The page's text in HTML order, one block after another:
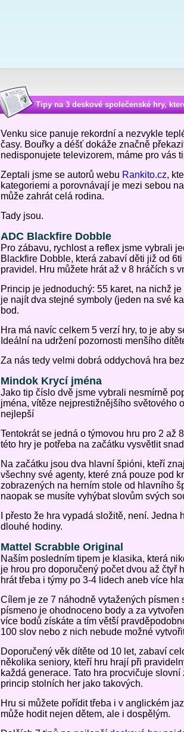
Tipy na 3 deskové společenské hry,
Venku sice panuje rekordní a nezvykle
časy. Bouřky a déšť dokáže značně
nedisponujete televizorem, máme pro vás
Zeptali jsme se autorů webu Rankito.cz,
kategoriemi a porovnávají je mezi sebou
může zahrát celá rodina.
Tady jsou.
ADC Blackfire Dobble
Pro zábavu, rychlost a reflex jsme vybrali
Blackfire Dobble, která zabaví děti již od
pravidel. Hru můžete hrát až v 8 hráčích s
Princip je jednoduchý: 55 karet, na nichž
je najít dva stejné symboly (jeden na své
bod.
Hra má navíc celkem 5 verzí hry, to je aby
Ideální na udržení pozornosti menšího
Za nás tedy velmi dobrá oddychová hra
Mindok Krycí jména
Jako tip číslo dvě jsme vybrali nesmírně
jména, vítěze nejprestižnějšího světového
nejlepší
Tentokrát se jedná o týmovou hru pro 2 až
této hry je potřeba na začátku vysvětlit
Na začátku jsou dva hlavní špióni, kteří
všechny své agenty, které zná pouze pod
zobrazených na herním stole od hlavního
naopak se musíte vyhýbat slovům svých
I přesto že hra vypadá složitě, není.
dlouhé hodiny.
Mattel Scrabble Original
Naším posledním tipem je klasika, která
je hrou pro doporučený počet dvou až čtyř
hrát třeba i týmy po 3-4 lidech aneb více
Cílem je ze 7 náhodně vytažených
písmeno je ohodnoceno body a za
více bodů získáte a tím větší
100 slov nebo z nich nebude možné
Doporučený věk dítěte od 10 let, zabaví
několika seniory, kteří hru hrají při
každá generace. Tato hra procvičuje
princip stolních her jako takových.
Hru si můžete pořídit třeba i v anglickém
může hodit nejen dětem, ale i dospělým.